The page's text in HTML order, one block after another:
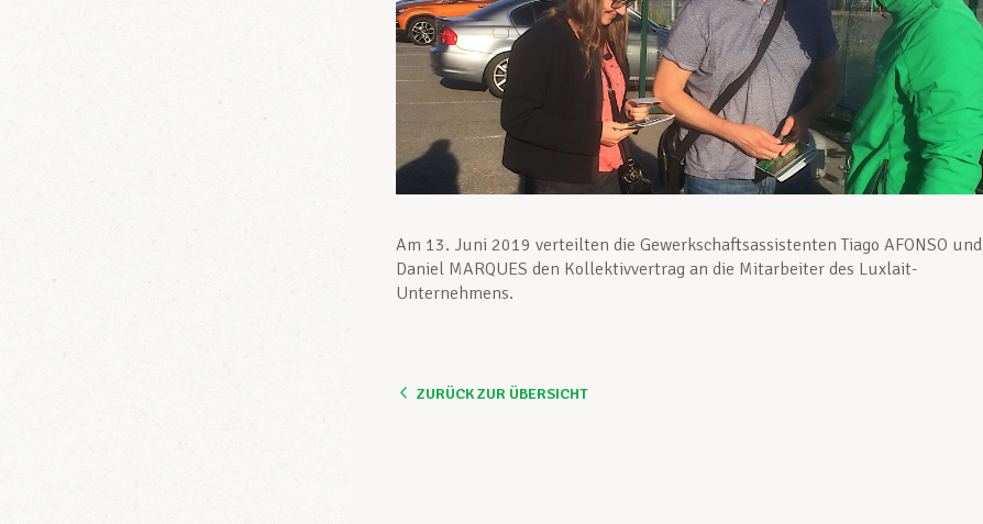
Am 13. Juni 2019 verteilten die Gewerkschaftsassistenten Tiago AFONSO und
Daniel MARQUES den Kollektivvertrag an die Mitarbeiter des Luxlait-
Unternehmens.
ZURÜCK ZUR ÜBERSICHT